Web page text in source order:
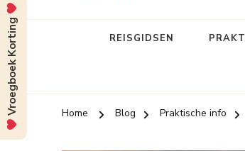
REISGIDSEN
Home Blog Praktische info
Vroegboek Korting